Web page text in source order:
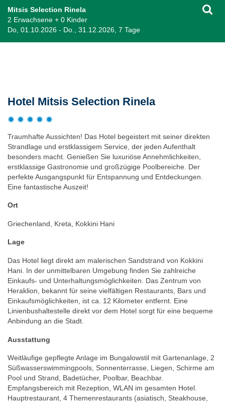
Mitsis Selection Rinela
2 Erwachsene + 0 Kinder
Do, 01.10.2026 - Do., 31.12.2026, 7 Tage
Hotel Mitsis Selection Rinela
Traumhafte Aussichten! Das Hotel begeistert mit seiner direkten
Strandlage und erstklassigem Service, der jeden Aufenthalt
besonders macht. Genießen Sie luxuriöse Annehmlichkeiten,
erstklassige Gastronomie und großzügige Poolbereiche. Der
perfekte Ausgangspunkt für Entspannung und Entdeckungen.
Eine fantastische Auszeit!
Ort
Griechenland, Kreta, Kokkini Hani
Lage
Das Hotel liegt direkt am malerischen Sandstrand von Kokkini
Hani. In der unmittelbaren Umgebung finden Sie zahlreiche
Einkaufs- und Unterhaltungsmöglichkeiten. Das Zentrum von
Heraklion, bekannt für seine vielfältigen Restaurants, Bars und
Einkaufsmöglichkeiten, ist ca. 12 Kilometer entfernt. Eine
Linienbushaltestelle direkt vor dem Hotel sorgt für eine bequeme
Anbindung an die Stadt.
Ausstattung
Weitläufige gepflegte Anlage im Bungalowstil mit Gartenanlage, 2
Süßwasserswimmingpools, Sonnenterrasse, Liegen, Schirme am
Pool und Strand, Badetücher, Poolbar, Beachbar.
Empfangsbereich mit Rezeption, WLAN im gesamten Hotel.
Hauptrestaurant, 4 Themenrestaurants (asiatisch, Steakhouse,